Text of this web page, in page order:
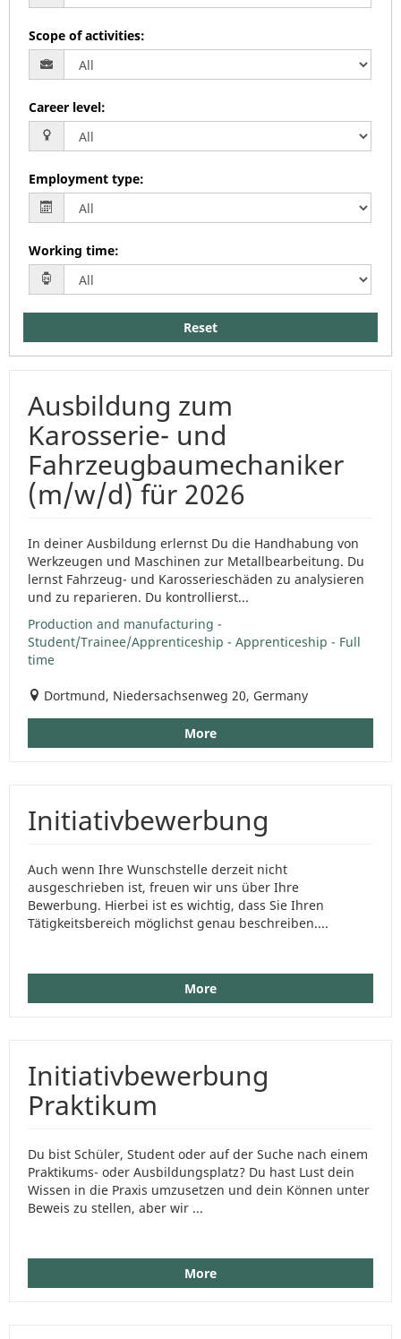
Scope of activities:
Career level:
Employment type:
Working time:
Reset
Ausbildung zum
Karosserie- und
Fahrzeugbaumechaniker
(m/w/d) für 2026
In deiner Ausbildung erlernst Du die Handhabung von
Werkzeugen und Maschinen zur Metallbearbeitung. Du
lernst Fahrzeug- und Karosserieschäden zu analysieren
und zu reparieren. Du kontrollierst...
Production and manufacturing -
Student/Trainee/Apprenticeship - Apprenticeship - Full
time
Dortmund, Niedersachsenweg 20, Germany
More
Initiativbewerbung
Auch wenn Ihre Wunschstelle derzeit nicht
ausgeschrieben ist, freuen wir uns über Ihre
Bewerbung. Hierbei ist es wichtig, dass Sie Ihren
Tätigkeitsbereich möglichst genau beschreiben....
More
Initiativbewerbung
Praktikum
Du bist Schüler, Student oder auf der Suche nach einem
Praktikums- oder Ausbildungsplatz? Du hast Lust dein
Wissen in die Praxis umzusetzen und dein Können unter
Beweis zu stellen, aber wir ...
More